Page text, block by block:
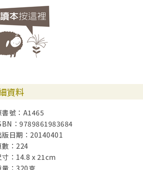
資料
書號：A1465
：9789861983684
版日期：20140401
數：224
寸：14.8 x 21cm